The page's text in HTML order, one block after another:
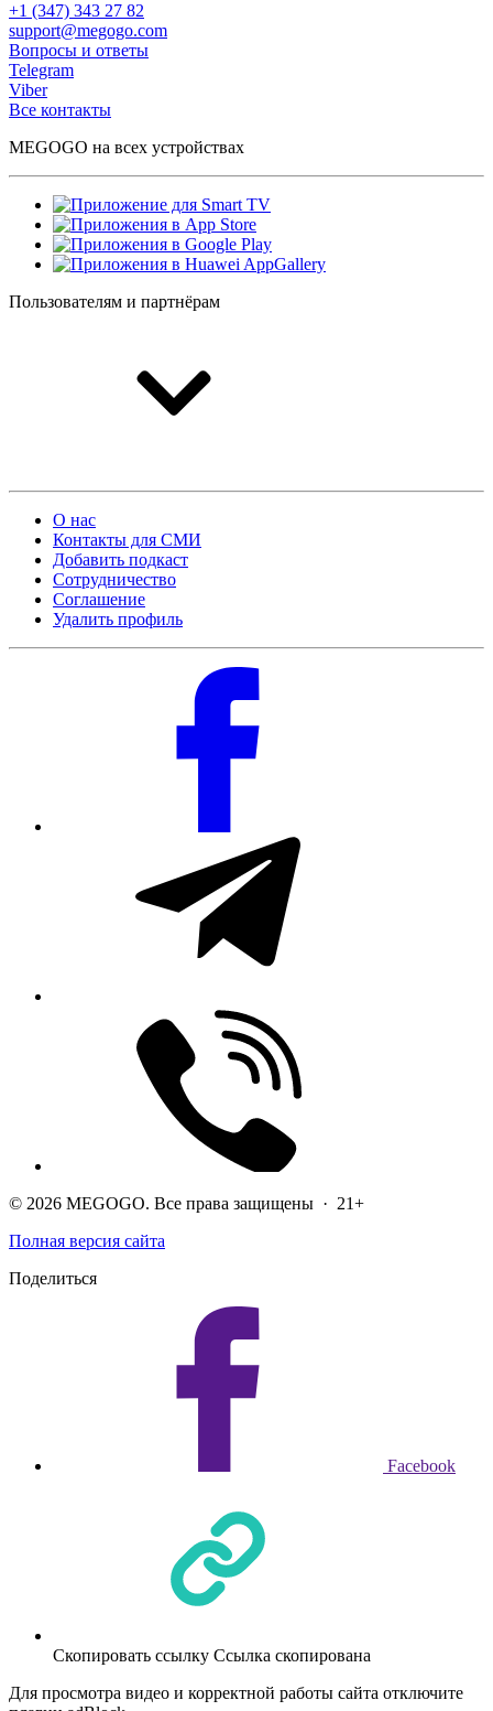
+1 (347) 343 27 82
support@megogo.com
Вопросы и ответы
Telegram
Viber
Все контакты
MEGOGO на всех устройствах
Пользователям и партнёрам
О нас
Контакты для СМИ
Добавить подкаст
Сотрудничество
Cоглашение
Удалить профиль
© 2026 MEGOGO. Все права защищены · 21+
Полная версия сайта
Поделиться
Facebook
Скопировать ссылку Ссылка скопирована
Для просмотра видео и корректной работы сайта отключите